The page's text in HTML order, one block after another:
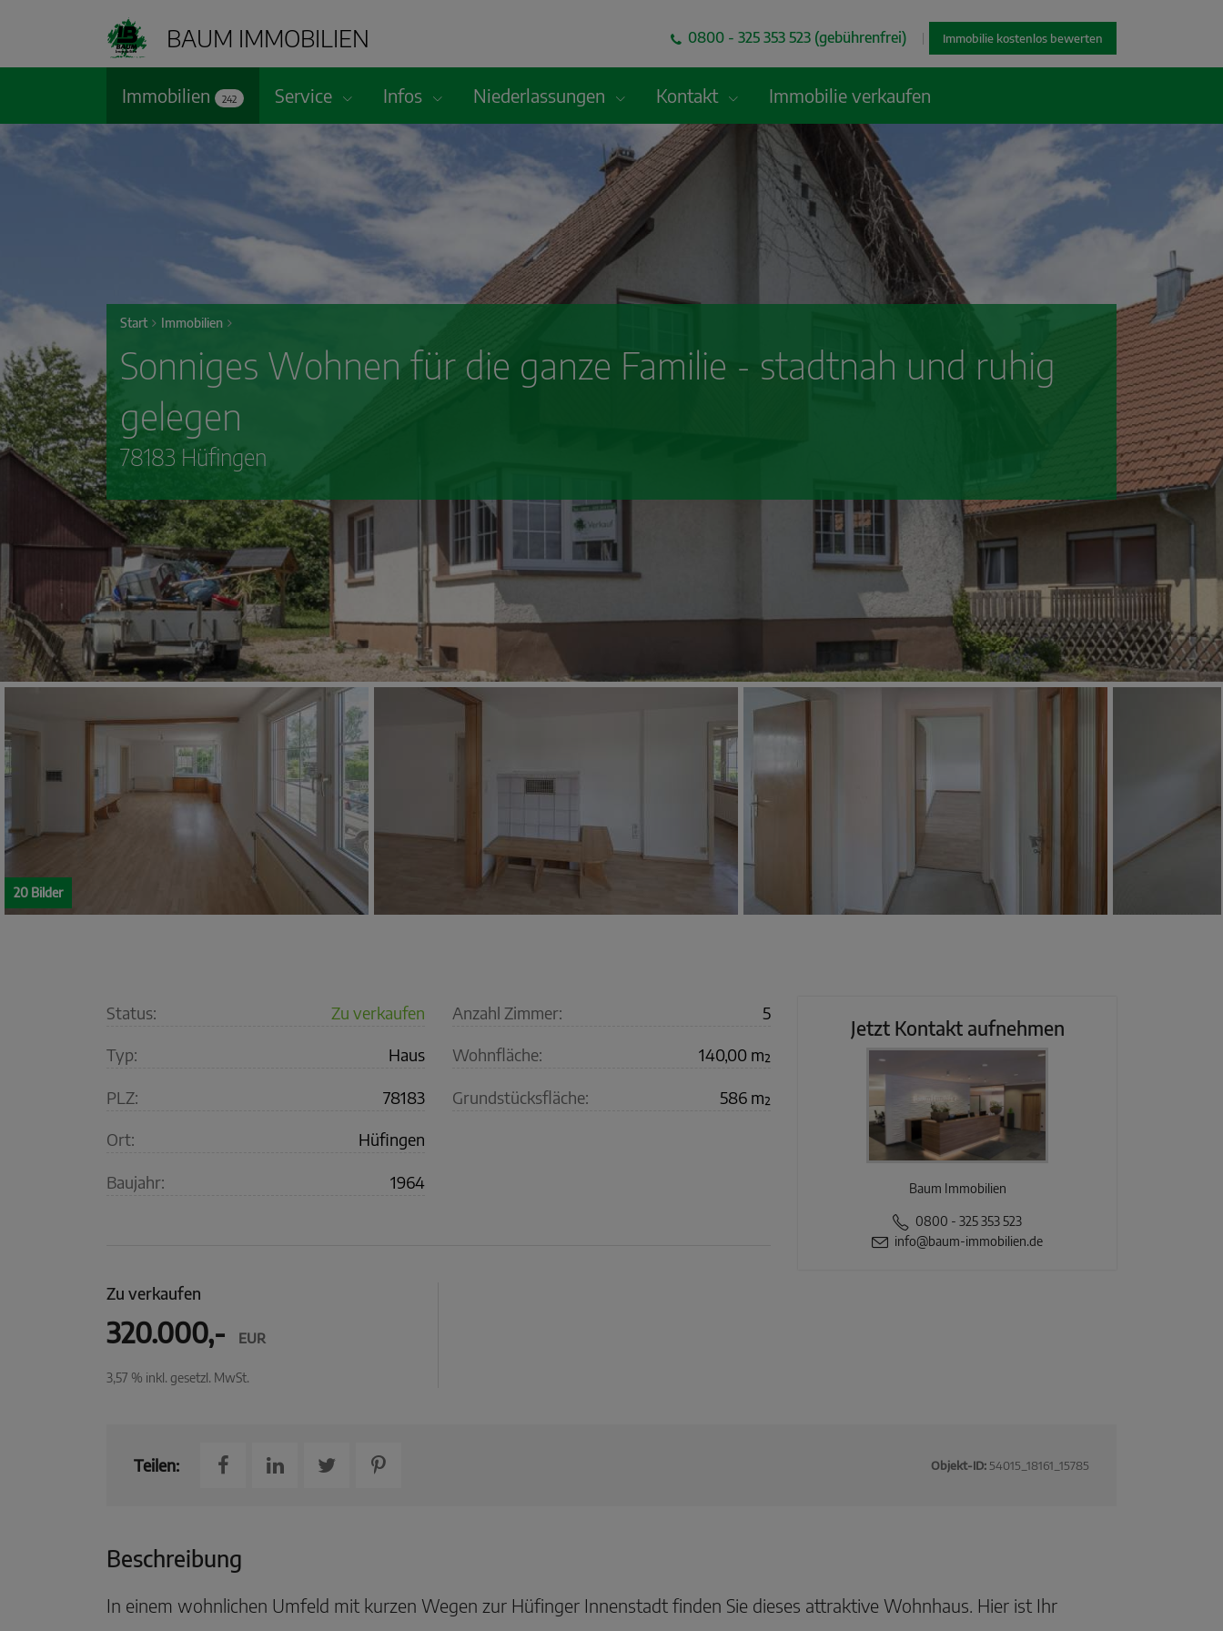
BAUM IMMOBILIEN 0800 - 325 353 523 (gebührenfrei) | Immobilie kostenlos bewerten
Immobilien 242 Service Infos Niederlassungen Kontakt Immobilie verkaufen
Start Immobilien
Sonniges Wohnen für die ganze Familie - stadtnah und ruhig
gelegen
78183 Hüfingen
20 Bilder
Status: Zu verkaufen
Typ: Haus
PLZ: 78183
Ort: Hüfingen
Baujahr: 1964
Anzahl Zimmer: 5
Wohnfläche: 140,00 m²
Grundstücksfläche: 586 m²
Zu verkaufen
320.000,- EUR
3,57 % inkl. gesetzl. MwSt.
Jetzt Kontakt aufnehmen
Baum Immobilien
0800 - 325 353 523
info@baum-immobilien.de
Teilen: Objekt-ID: 54015_18161_15785
Beschreibung
In einem wohnlichen Umfeld mit kurzen Wegen zur Hüfinger Innenstadt finden Sie dieses attraktive Wohnhaus. Hier ist Ihr